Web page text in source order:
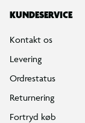
KUNDESERVICE
Kontakt os
Levering
Ordrestatus
Returnering
Fortryd køb